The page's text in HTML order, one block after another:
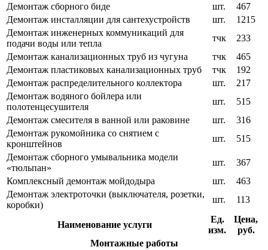
Демонтаж сборного биде
шт.
467
Демонтаж инсталляции для сантехустройств
шт.
1215
Демонтаж инженерных коммуникаций для
подачи воды или тепла
тчк
233
Демонтаж канализационных труб из чугуна
тчк
465
Демонтаж пластиковых канализационных труб
тчк
192
Демонтаж распределительного коллектора
шт.
217
Демонтаж водяного бойлера или
полотенцесушителя
шт.
515
Демонтаж смесителя в ванной или раковине
шт.
316
Демонтаж рукомойника со снятием с
кронштейнов
шт.
515
Демонтаж сборного умывальника модели
«тюльпан»
шт.
367
Комплексный демонтаж мойдодыра
шт.
463
Демонтаж электроточки (выключателя, розетки,
коробки)
шт. 113
Наименование услуги
Ед.
изм.
Цена,
руб.
Монтажные работы